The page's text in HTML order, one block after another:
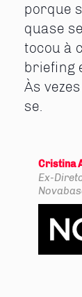
porque
quase
tocou à
briefing
Às
se.
Cristina
Ex-